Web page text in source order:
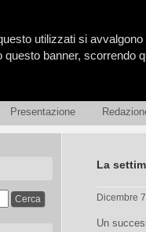
Presentazione
La
Dicembre
Un
utilizzati si
questo banner, scorrendo